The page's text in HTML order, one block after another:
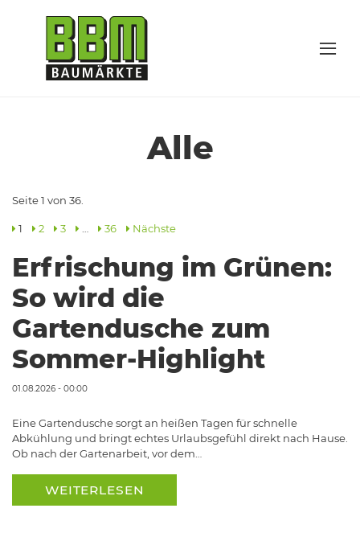
Alle
Seite 1 von 36.
1 2 3 36 Nächste
Erfrischung im Grünen:
So wird die
Gartendusche zum
Sommer-Highlight
01.08.2026 - 00:00
Eine Gartendusche sorgt an heißen Tagen für schnelle
Abkühlung und bringt echtes Urlaubsgefühl direkt nach Hause.
Ob nach der Gartenarbeit, vor dem…
WEITERLESEN